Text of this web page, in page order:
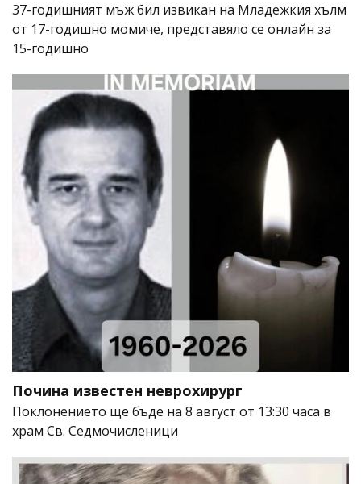
37-годишният мъж бил извикан на Младежкия хълм
от 17-годишно момиче, представяло се онлайн за
15-годишно
Почина известен неврохирург
Поклонението ще бъде на 8 август от 13:30 часа в
храм Св. Седмочисленици